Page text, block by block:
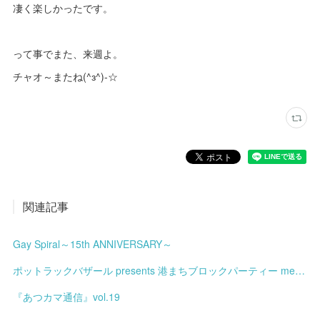
凄く楽しかったです。
って事でまた、来週よ。
チャオ～またね(^з^)-☆
関連記事
Gay Spiral～15th ANNIVERSARY～
ポットラックバザール presents 港まちブロックパーティー meets みなと土曜市
『あつカマ通信』vol.19